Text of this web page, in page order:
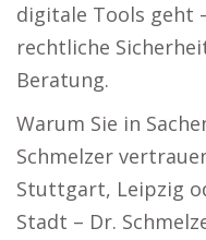
digitale Tools geht
rechtliche
Beratung.
Warum Sie in
Schmelzer
Stuttgart, Leipzig
Stadt – Dr.